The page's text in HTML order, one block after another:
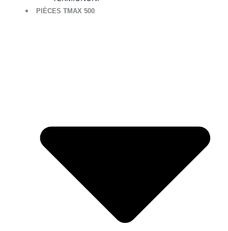
PIÈCES TMAX 500